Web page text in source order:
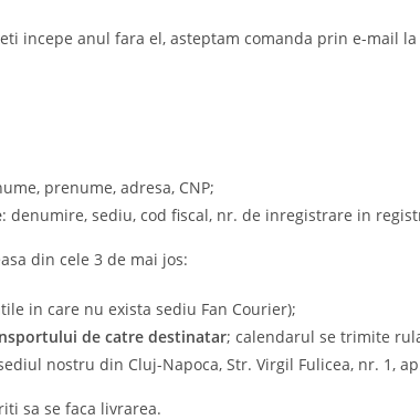
incepe anul fara el, asteptam comanda prin e-mail
prenume, adresa, CNP;
: denumire, sediu, cod fiscal, nr. de inregistrare in
din cele 3 de mai jos:
in care nu exista sediu Fan Courier);
de catre destinatar; calendarul se trimite
nostru din Cluj-Napoca, Str. Virgil Fulicea, nr. 1,
sa se faca livrarea.